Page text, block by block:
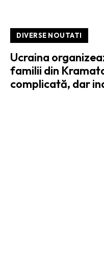
DIVERSE NOUTATI
Ucraina
familii din
complicată, dar